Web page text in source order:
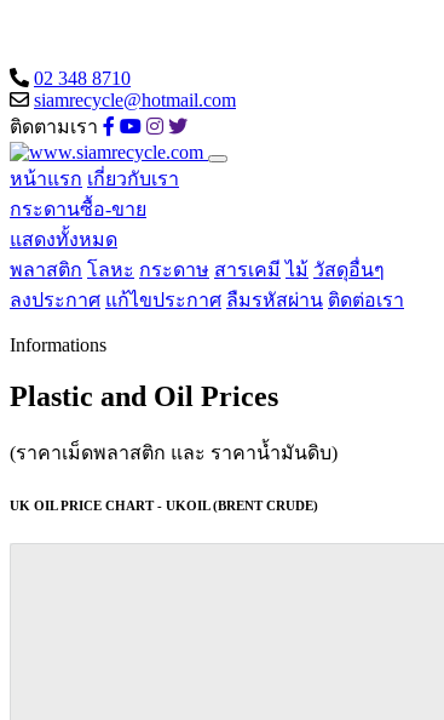
02 348 8710
siamrecycle@hotmail.com
ติดตามเรา
หน้าแรก เกี่ยวกับเรา
กระดานซื้อ-ขาย
แสดงทั้งหมด
พลาสติก โลหะ กระดาษ สารเคมี ไม้ วัสดุอื่นๆ
ลงประกาศ แก้ไขประกาศ ลืมรหัสผ่าน ติดต่อเรา
Informations
Plastic and Oil Prices
(ราคาเม็ดพลาสติก และ ราคาน้ำมันดิบ)
UK OIL PRICE CHART - UKOIL (BRENT CRUDE)